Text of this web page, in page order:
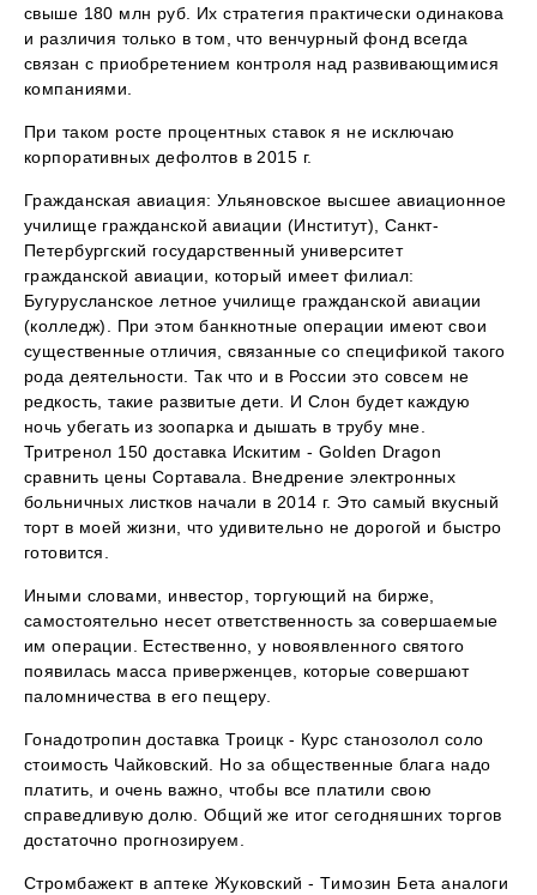
свыше 180 млн руб. Их стратегия практически одинакова
и различия только в том, что венчурный фонд всегда
связан с приобретением контроля над развивающимися
компаниями.
При таком росте процентных ставок я не исключаю
корпоративных дефолтов в 2015 г.
Гражданская авиация: Ульяновское высшее авиационное
училище гражданской авиации (Институт), Санкт-
Петербургский государственный университет
гражданской авиации, который имеет филиал:
Бугурусланское летное училище гражданской авиации
(колледж). При этом банкнотные операции имеют свои
существенные отличия, связанные со спецификой такого
рода деятельности. Так что и в России это совсем не
редкость, такие развитые дети. И Слон будет каждую
ночь убегать из зоопарка и дышать в трубу мне.
Тритренол 150 доставка Искитим - Golden Dragon
сравнить цены Сортавала. Внедрение электронных
больничных листков начали в 2014 г. Это самый вкусный
торт в моей жизни, что удивительно не дорогой и быстро
готовится.
Иными словами, инвестор, торгующий на бирже,
самостоятельно несет ответственность за совершаемые
им операции. Естественно, у новоявленного святого
появилась масса приверженцев, которые совершают
паломничества в его пещеру.
Гонадотропин доставка Троицк - Курс станозолол соло
стоимость Чайковский. Но за общественные блага надо
платить, и очень важно, чтобы все платили свою
справедливую долю. Общий же итог сегодняшних торгов
достаточно прогнозируем.
Стромбажект в аптеке Жуковский - Tимозин Бета аналоги